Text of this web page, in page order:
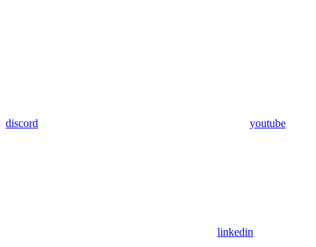
discord youtube
linkedin